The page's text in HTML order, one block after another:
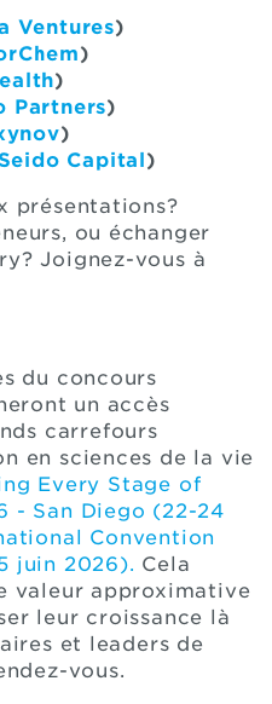
Ventures)
)
)
Partners)
)
Seido Capital)
présentations?
ou échanger
Joignez-vous à
du concours
un accès
carrefours
en sciences de la vie
Every Stage of
- San Diego (22-24
Convention
juin 2026). Cela
valeur approximative
leur croissance là
et leaders de
vous.